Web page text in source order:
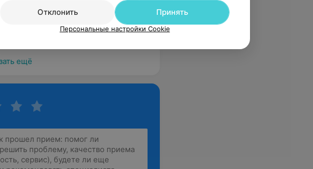
ещё
Отклонить
Принять
Персональные настройки Cookie